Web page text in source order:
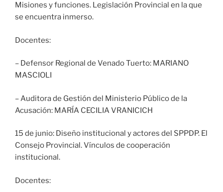
Misiones y funciones. Legislación Provincial en la que
se encuentra inmerso.
Docentes:
– Defensor Regional de Venado Tuerto: MARIANO
MASCIOLI
– Auditora de Gestión del Ministerio Público de la
Acusación: MARÍA CECILIA VRANICICH
15 de junio: Diseño institucional y actores del SPPDP. El
Consejo Provincial. Vínculos de cooperación
institucional.
Docentes: